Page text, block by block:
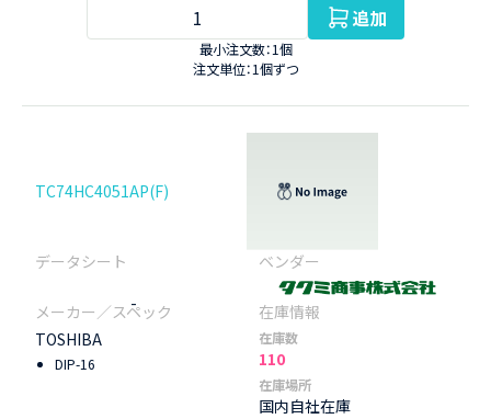
追加
最小注文数：1個
注文単位：1個ずつ
TC74HC4051AP(F)
-
TOSHIBA
DIP-16
在庫数
110
在庫場所
国内自社在庫